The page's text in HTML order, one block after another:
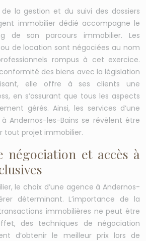
de la gestion et du suivi des dossiers
immobilier dédié accompagne le
de son parcours immobilier. Les
de location sont négociées au nom
rompus à cet exercice.
des biens avec la législation
elle offre à ses clients une
en s’assurant que tous les aspects
gérés. Ainsi, les services d’une
Andernos-les-Bains se révèlent être
tout projet immobilier.
négociation et accès à
le choix d’une agence à Andernos-
déterminant. L’importance de la
immobilières ne peut être
des techniques de négociation
d’obtenir le meilleur prix lors de